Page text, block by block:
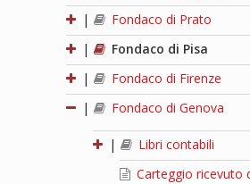
|
Fondaco di Prato
|
Fondaco di Pisa
|
Fondaco di Firenze
|
Fondaco di Genova
|
Libri contabili
Carteggio ricevuto